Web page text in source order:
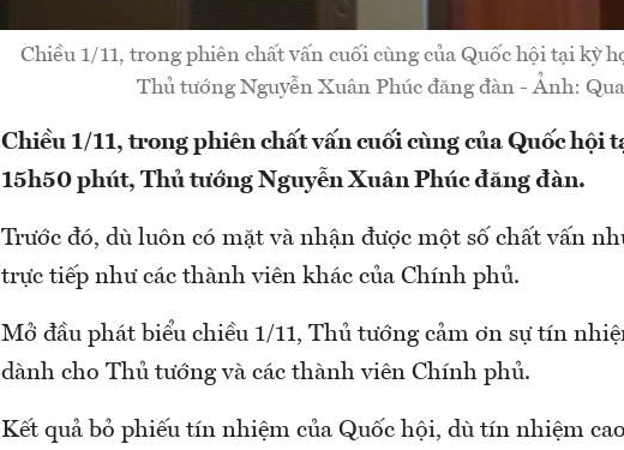
Chiều 1/11, trong phiên chất vấn cuối cùng của Quốc hội tại kỳ
Thủ tướng Nguyễn Xuân Phúc đăng đàn - Ảnh:
Chiều 1/11, trong phiên chất vấn cuối cùng của Quốc hội
15h50 phút, Thủ tướng Nguyễn Xuân Phúc đăng đàn.
Trước đó, dù luôn có mặt và nhận được một số chất vấn
trực tiếp như các thành viên khác của Chính phủ.
Mở đầu phát biểu chiều 1/11, Thủ tướng cảm ơn sự tín
dành cho Thủ tướng và các thành viên Chính phủ.
Kết quả bỏ phiếu tín nhiệm của Quốc hội, dù tín nhiệm